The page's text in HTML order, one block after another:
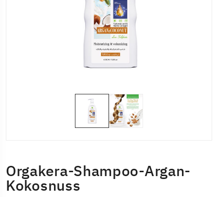
Orgakera-Shampoo-Argan-
Kokosnuss